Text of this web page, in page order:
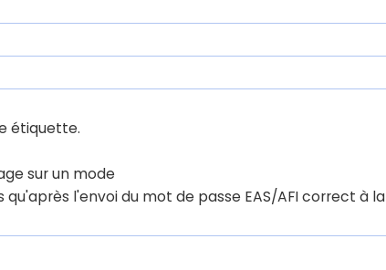
étiquette.
sur un mode
l'envoi du mot de passe EAS/AFI correct à la